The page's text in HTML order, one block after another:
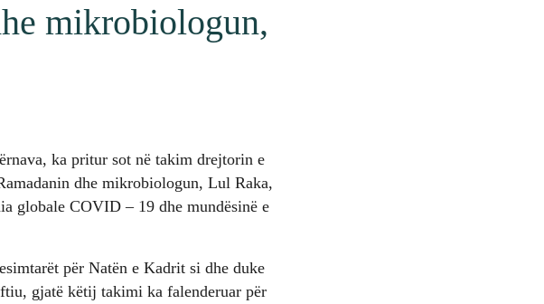
mikrobiologun,
ka pritur sot në takim drejtorin e
dhe mikrobiologun, Lul Raka,
globale COVID – 19 dhe mundësinë e
për Natën e Kadrit si dhe duke
gjatë këtij takimi ka falenderuar për